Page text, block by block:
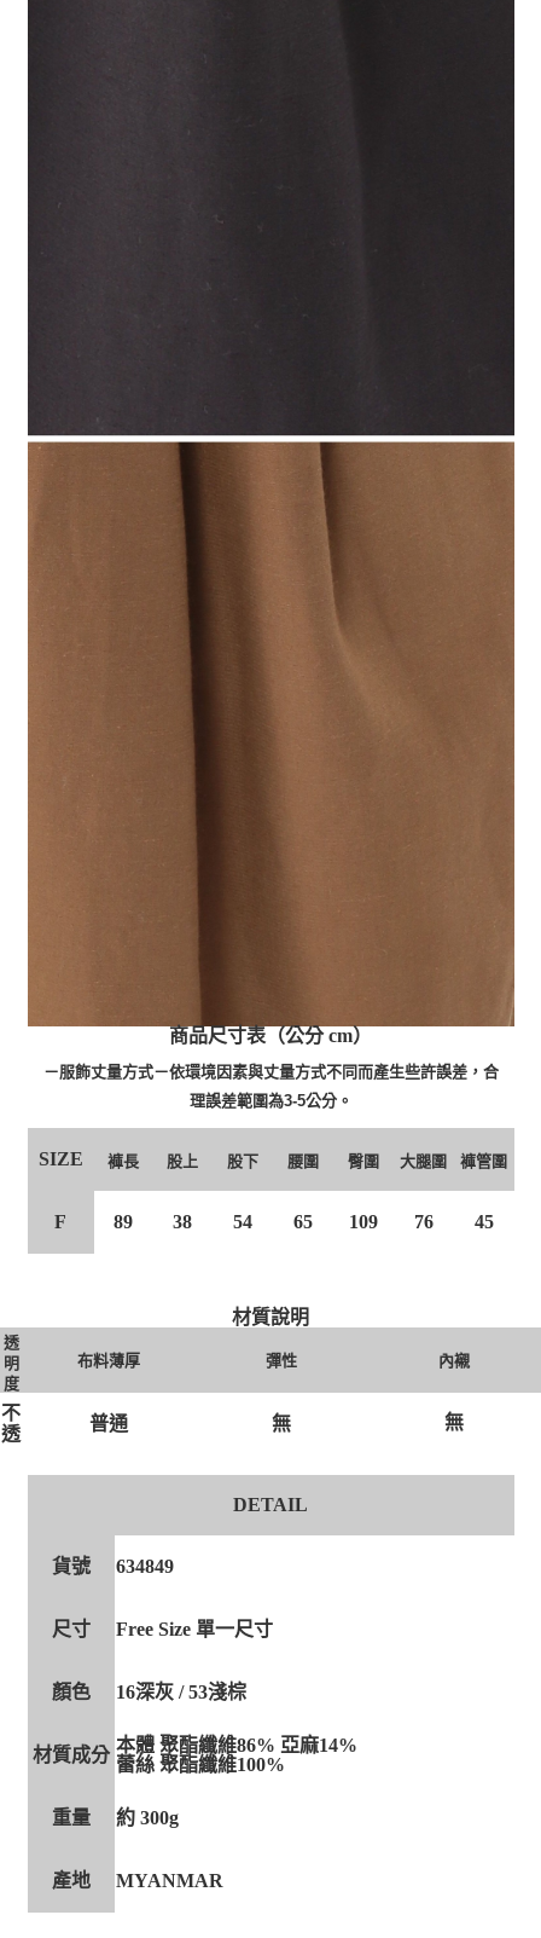
商品尺寸表（公分 cm）
－服飾丈量方式－依環境因素與丈量方式不同而產生些許誤差，合
理誤差範圍為3-5公分。
SIZE 褲長 股上 股下 腰圍 臀圍 大腿圍 褲管圍
F 89 38 54 65 109 76 45
材質說明
透
明
度
布料薄厚 彈性 內襯
不
透
普通 無 無
DETAIL
貨號 634849
尺寸 Free Size 單一尺寸
顏色 16深灰 / 53淺棕
材質成分 本體 聚酯纖維86% 亞麻14%
蕾絲 聚酯纖維100%
重量 約 300g
產地 MYANMAR